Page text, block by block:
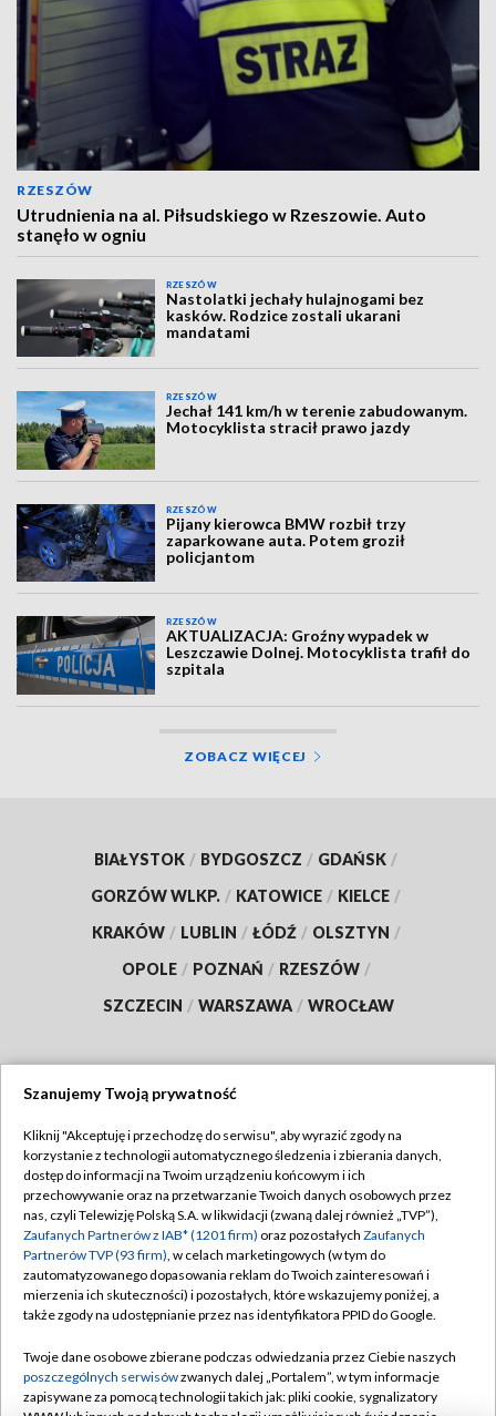
RZESZÓW
Utrudnienia na al. Piłsudskiego w Rzeszowie. Auto
stanęło w ogniu
RZESZÓW
Nastolatki jechały hulajnogami bez
kasków. Rodzice zostali ukarani
mandatami
RZESZÓW
Jechał 141 km/h w terenie zabudowanym.
Motocyklista stracił prawo jazdy
RZESZÓW
Pijany kierowca BMW rozbił trzy
zaparkowane auta. Potem groził
policjantom
RZESZÓW
AKTUALIZACJA: Groźny wypadek w
Leszczawie Dolnej. Motocyklista trafił do
szpitala
ZOBACZ WIĘCEJ
BIAŁYSTOK / BYDGOSZCZ / GDAŃSK /
GORZÓW WLKP. / KATOWICE / KIELCE /
KRAKÓW / LUBLIN / ŁÓDŹ / OLSZTYN /
OPOLE / POZNAŃ / RZESZÓW /
SZCZECIN / WARSZAWA / WROCŁAW
TVP
Abonament TVP
Emisja w TVP
Centrum informacji TVP
Naziemna Telewizja Cyfrowa
Rada Programowa
System NOS
Regulamin TVP
Polityka prywatności
Moje zgody
Pomoc
Kontakt
Szanujemy Twoją prywatność
Kliknij "Akceptuję i przechodzę do serwisu", aby wyrazić zgody na
korzystanie z technologii automatycznego śledzenia i zbierania danych,
dostęp do informacji na Twoim urządzeniu końcowym i ich
przechowywanie oraz na przetwarzanie Twoich danych osobowych przez
nas, czyli Telewizję Polską S.A. w likwidacji (zwaną dalej również „TVP”),
Zaufanych Partnerów z IAB* (1201 firm) oraz pozostałych Zaufanych
Partnerów TVP (93 firm), w celach marketingowych (w tym do
zautomatyzowanego dopasowania reklam do Twoich zainteresowań i
mierzenia ich skuteczności) i pozostałych, które wskazujemy poniżej, a
także zgody na udostępnianie przez nas identyfikatora PPID do Google.
Twoje dane osobowe zbierane podczas odwiedzania przez Ciebie naszych
poszczególnych serwisówzwanych dalej „Portalem”, w tym informacje
zapisywane za pomocą technologii takich jak: pliki cookie, sygnalizatory